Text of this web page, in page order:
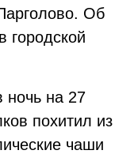
Об
городской
ночь на 27
похитил из
чаши